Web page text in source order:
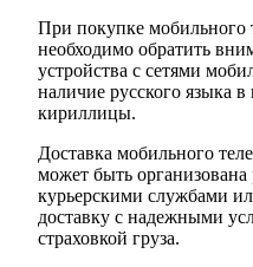
При покупке мобильного
необходимо обратить
устройства с сетями
наличие русского языка
кириллицы.
Доставка мобильного
может быть
курьерскими службами
доставку с надежными
страховкой груза.